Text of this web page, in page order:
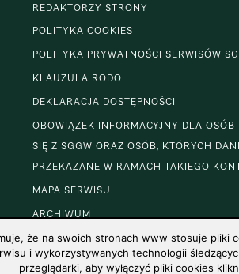
REDAKTORZY STRONY
POLITYKA COOKIES
POLITYKA PRYWATNOŚCI SERWISÓW
KLAUZULA RODO
DEKLARACJA DOSTĘPNOŚCI
OBOWIĄZEK INFORMACYJNY DLA OSÓB
SIĘ Z SGGW ORAZ OSÓB, KTÓRYCH
PRZEKAZANE W RAMACH TAKIEGO
MAPA SERWISU
ARCHIWUM
że na swoich stronach www stosuje
i wykorzystywanych technologii
przeglądarki, aby wyłączyć pliki cookies